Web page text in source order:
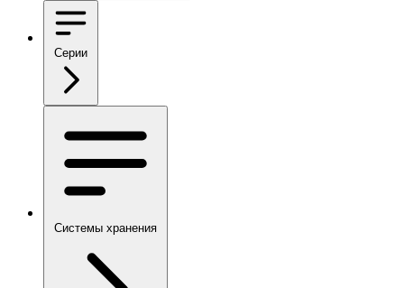
Серии
Системы хранения